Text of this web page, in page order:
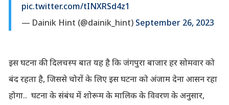
pic.twitter.com/tINXRSd4z1
— Dainik Hint (@dainik_hint) September 26, 2023
इस घटना की दिलचस्प बात यह है कि जंगपुरा बाजार हर सोमवार को
बंद रहता है, जिससे चोरों के लिए इस घटना को अंजाम देना आसन रहा
होगा.. घटना के संबंध में शोरूम के मालिक के विवरण के अनुसार,